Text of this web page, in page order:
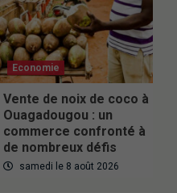
Economie
Vente de noix de coco à
Ouagadougou : un
commerce confronté à
de nombreux défis
samedi le 8 août 2026